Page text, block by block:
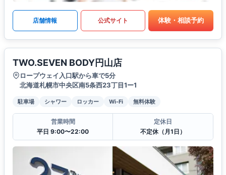
店舗情報 公式サイト 体験・相談予約
TWO.SEVEN BODY円山店
ロープウェイ入口駅から車で5分
北海道札幌市中央区南5条西23丁目1ー1
駐車場 シャワー ロッカー Wi-Fi 無料体験
営業時間
平日 9:00〜22:00
定休日
不定休（月1日）